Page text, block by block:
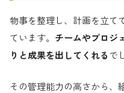
物事を整理し、計画を立て
ています。 チームやプロジ
りと成果を出してくれるで
その管理能力の高さから、